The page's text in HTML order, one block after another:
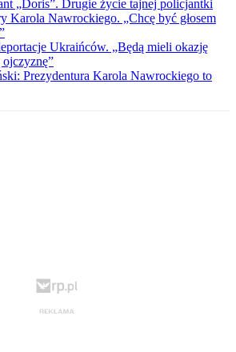
„Doris”. Drugie życie tajnej policjantki
Karola Nawrockiego. „Chcę być głosem
Ukraińców. „Będą mieli okazję
Prezydentura Karola Nawrockiego to